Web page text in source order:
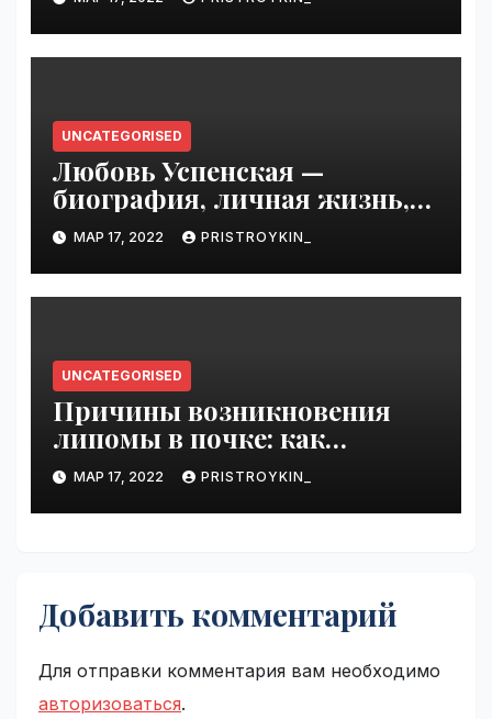
выдающиеся достижения,
известность и интересные
факты из личной жизни!
UNCATEGORISED
Любовь Успенская —
биография, личная жизнь,
достижения
МАР 17, 2022 PRISTROYKIN_
UNCATEGORISED
Причины возникновения
липомы в почке: как
справиться с болезнью
МАР 17, 2022 PRISTROYKIN_
Добавить комментарий
Для отправки комментария вам необходимо
авторизоваться.